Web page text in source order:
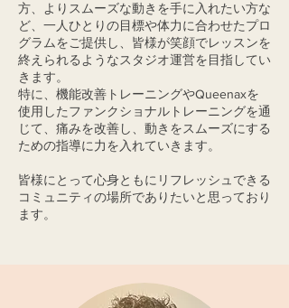
方、よりスムーズな動きを手に入れたい方な
ど、一人ひとりの目標や体力に合わせたプロ
グラムをご提供し、皆様が笑顔でレッスンを
終えられるようなスタジオ運営を目指してい
きます。
特に、機能改善トレーニングやQueenaxを
使用したファンクショナルトレーニングを通
じて、痛みを改善し、動きをスムーズにする
ための指導に力を入れていきます。
​皆様にとって心身ともにリフレッシュできる
コミュニティの場所でありたいと思っており
ます。